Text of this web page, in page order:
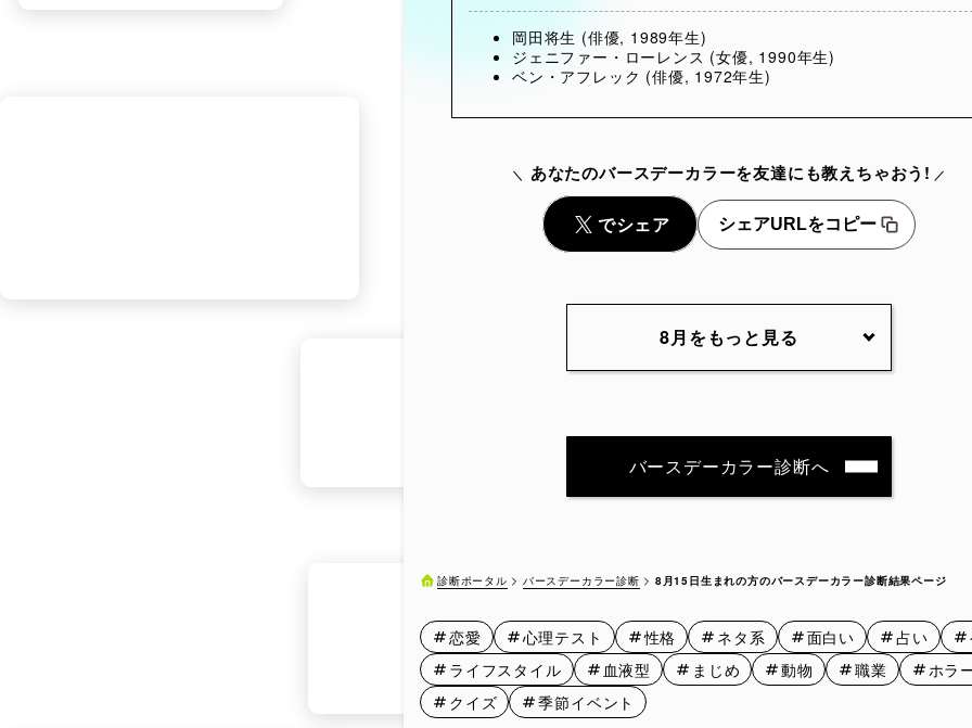
岡田将生 (俳優, 1989年生)
ジェニファー・ローレンス (女優, 1990年生)
ベン・アフレック (俳優, 1972年生)
あなたのバースデーカラーを友達にも教えちゃおう!
シェアURLをコピー
8月をもっと見る
8月8日 8月9日
8月26日 8月27日 8月28日 8月29日 8月30
8月31日
バースデーカラー診断へ
診断ポータル バースデーカラー診断 8月15日生まれの方のバースデーカラー診断結果ページ
恋愛 心理テスト 性格 ネタ系 面白い 占い
ライフスタイル
血液型 まじめ 動物 職業
ホラ
クイズ
季節イベント